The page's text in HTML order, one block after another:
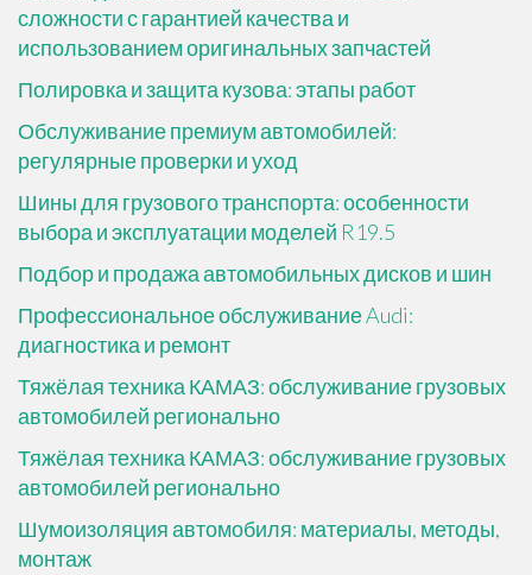
сложности с гарантией качества и
использованием оригинальных запчастей
Полировка и защита кузова: этапы работ
Обслуживание премиум автомобилей:
регулярные проверки и уход
Шины для грузового транспорта: особенности
выбора и эксплуатации моделей R19.5
Подбор и продажа автомобильных дисков и шин
Профессиональное обслуживание Audi:
диагностика и ремонт
Тяжёлая техника КАМАЗ: обслуживание грузовых
автомобилей регионально
Тяжёлая техника КАМАЗ: обслуживание грузовых
автомобилей регионально
Шумоизоляция автомобиля: материалы, методы,
монтаж